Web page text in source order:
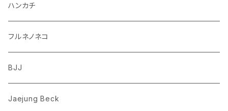
リス
クマ
ゾウ
トリ
ちいかわ
ミッフィー
Richard Scarry (リチャード・スキャリー)
おぱんちゅうさぎ/んぽちゃむ
ハンカチ
フルネノネコ
BJJ
Jaejung Beck